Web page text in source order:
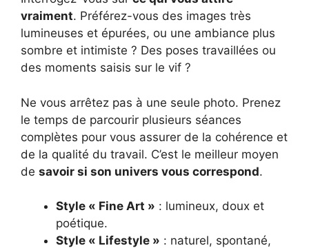
vraiment. Préférez-vous des images très
lumineuses et épurées, ou une ambiance plus
sombre et intimiste ? Des poses travaillées ou
des moments saisis sur le vif ?
Ne vous arrêtez pas à une seule photo. Prenez
le temps de parcourir plusieurs séances
complètes pour vous assurer de la cohérence et
de la qualité du travail. C’est le meilleur moyen
de savoir si son univers vous correspond.
Style « Fine Art » : lumineux, doux et
poétique.
Style « Lifestyle » : naturel, spontané,